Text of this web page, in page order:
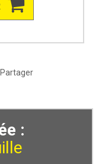
Partager
: